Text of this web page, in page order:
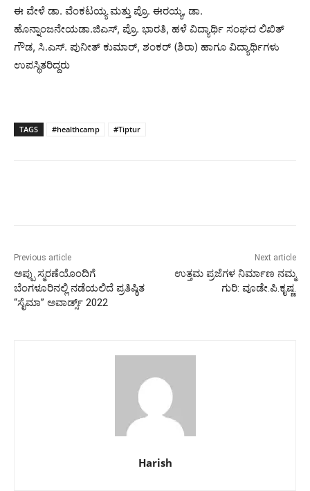
ಈ ವೇಳೆ ಡಾ. ವೆಂಕಟಯ್ಯ ಮತ್ತು ಪ್ರೊ. ಈರಯ್ಯ, ಡಾ.
ಹೊನ್ನಾಂಜನೇಯಡಾ.ಜಿಎಸ್, ಪ್ರೊ. ಭಾರತಿ, ಹಳೆ ವಿದ್ಯಾರ್ಥಿ ಸಂಘದ ಲಿಖಿತ್
ಗೌಡ, ಸಿ.ಎಸ್. ಪುನೀತ್ ಕುಮಾರ್, ಶಂಕರ್ (ಶಿರಾ) ಹಾಗೂ ವಿದ್ಯಾರ್ಥಿಗಳು
ಉಪಸ್ಥಿತರಿದ್ದರು
TAGS #healthcamp #Tiptur
Previous article
ಅಪ್ಪು ಸ್ಮರಣೆಯೊಂದಿಗೆ
ಬೆಂಗಳೂರಿನಲ್ಲಿ ನಡೆಯಲಿದೆ ಪ್ರತಿಷ್ಠಿತ
“ಸೈಮಾ” ಅವಾರ್ಡ್ಸ್ 2022
Next article
ಉತ್ತಮ ಪ್ರಜೆಗಳ ನಿರ್ಮಾಣ ನಮ್ಮ
ಗುರಿ: ವೂಡೇ.ಪಿ.ಕೃಷ್ಣ.
Harish